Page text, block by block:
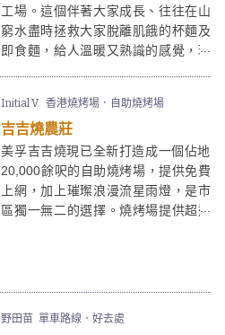
工場。這個伴著大家成長、往往在山
窮水盡時拯救大家脫離肌餓的杯麵及
即食麵，給人溫暖又熟識的感覺，現
參與包裝、挑選味道配料、製麵(出前
一丁)等每個工序，完成品可送給摯愛
親朋，但更建議大家自己吃掉，因為
這將會是你吃過最合味道的杯麵/即食
麵。
Initial V. 香港燒烤場．自助燒烤場
吉吉燒農莊
美孚吉吉燒現已全新打造成一個佔地
20,000餘呎的自助燒烤場，提供免費
上網，加上璀璨浪漫流星雨燈，是市
區獨一無二的選擇。燒烤場提供超過
野田苗 單車路線．好去處